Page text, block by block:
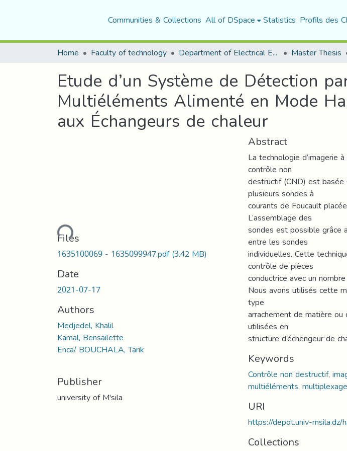
Communities & Collections All of DSpace Statistics Profils des
Home Faculty of technology Department of Electrical Engineering Master Thesis
Etude d’un Système de Détection
Multiéléments Alimenté en Mode
aux Échangeurs de chaleur
Loading...
Files
1635100069 - 1635099947.pdf(3.42 MB)
Date
2021-07-17
Authors
Medjedel, Khalil
Kamal, Bensailette
Enca/ BOUCHALA, Tarik
Publisher
university of M'sila
Abstract
La technologie d’imagerie
contrôle non
destructif (CND) est
plusieurs sondes à
courants de Foucault
L’assemblage des
sondes est possible grâce
entre les sondes
individuelles. Cette
contrôle de pièces
conductrice avec un
Nous avons utilisés cette
type
arrachement de matière
utilisées en
structure d’échengeur de
Keywords
Contrôle non destructif,
multiéléments, multiplexage
URI
https://depot.univ-
Collections